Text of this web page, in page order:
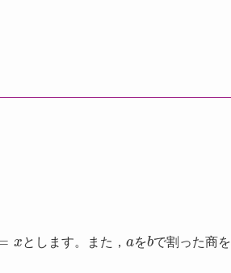
とします。また， を
b
で割った商を